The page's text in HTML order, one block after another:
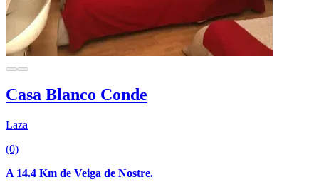
Casa Blanco Conde
Laza
(0)
A 14.4 Km de Veiga de Nostre.